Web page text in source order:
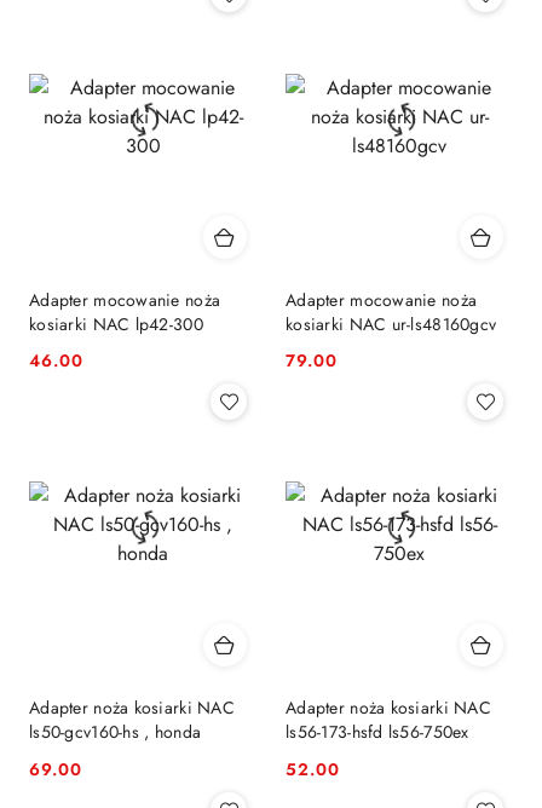
Adapter mocowanie noża
kosiarki NAC lp42-300
Cena:
46.00
Adapter mocowanie noża
kosiarki NAC ur-ls48160gcv
Cena:
79.00
Adapter noża kosiarki NAC
ls50-gcv160-hs , honda
Cena:
69.00
Adapter noża kosiarki NAC
ls56-173-hsfd ls56-750ex
Cena:
52.00